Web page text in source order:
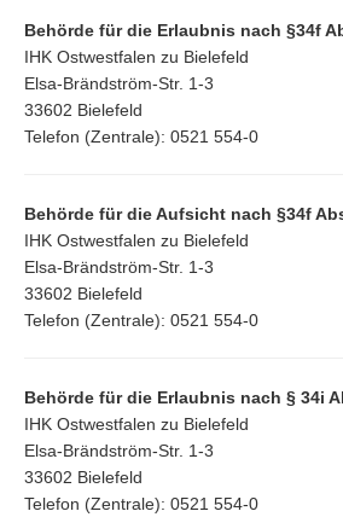
Behörde für die Erlaubnis nach §34f
IHK Ostwestfalen zu Bielefeld
Elsa-Brändström-Str. 1-3
33602 Bielefeld
Telefon (Zentrale): 0521 554-0
Behörde für die Aufsicht nach §34f
IHK Ostwestfalen zu Bielefeld
Elsa-Brändström-Str. 1-3
33602 Bielefeld
Telefon (Zentrale): 0521 554-0
Behörde für die Erlaubnis nach § 34i
IHK Ostwestfalen zu Bielefeld
Elsa-Brändström-Str. 1-3
33602 Bielefeld
Telefon (Zentrale): 0521 554-0